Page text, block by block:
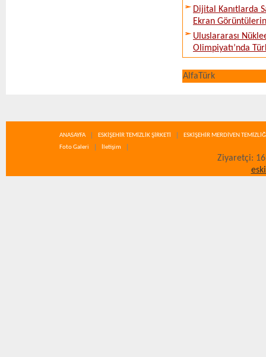
Dijital Kanıtlarda
Ekran
Uluslararası
Olimpiyatı’nda
AlfaTürk
ANASAYFA ESKİŞEHİR TEMİZLİK ŞİRKETİ
ESKİŞEHİR MERDİVEN
Foto Galeri
İletişim
Ziyaretçi: